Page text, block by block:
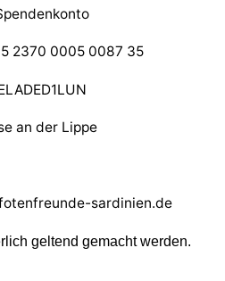
2370 0005 0087 35
an der Lippe
sardinien.de
geltend gemacht werden.